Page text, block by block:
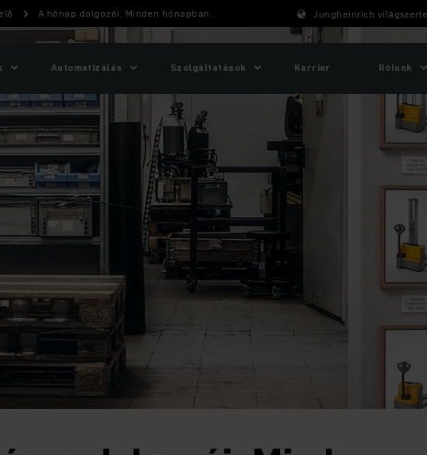
A hónap dolgozói. Minden hónapban. Jungheinrich világszerte
Automatizálás Szolgáltatások Karrier Rólunk